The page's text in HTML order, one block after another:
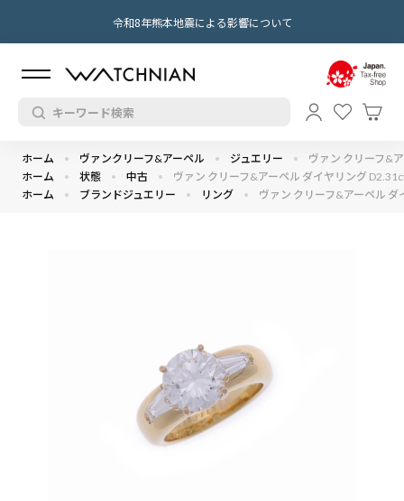
令和8年熊本地震による影響について
ホーム ヴァンクリーフ&アーペル ジュエリー
ヴァン クリーフ&
ホーム
状態 中古
ヴァン クリーフ&アーペル ダイヤリング
ホーム
ブランドジュエリー リング ヴァン クリーフ&アーペル